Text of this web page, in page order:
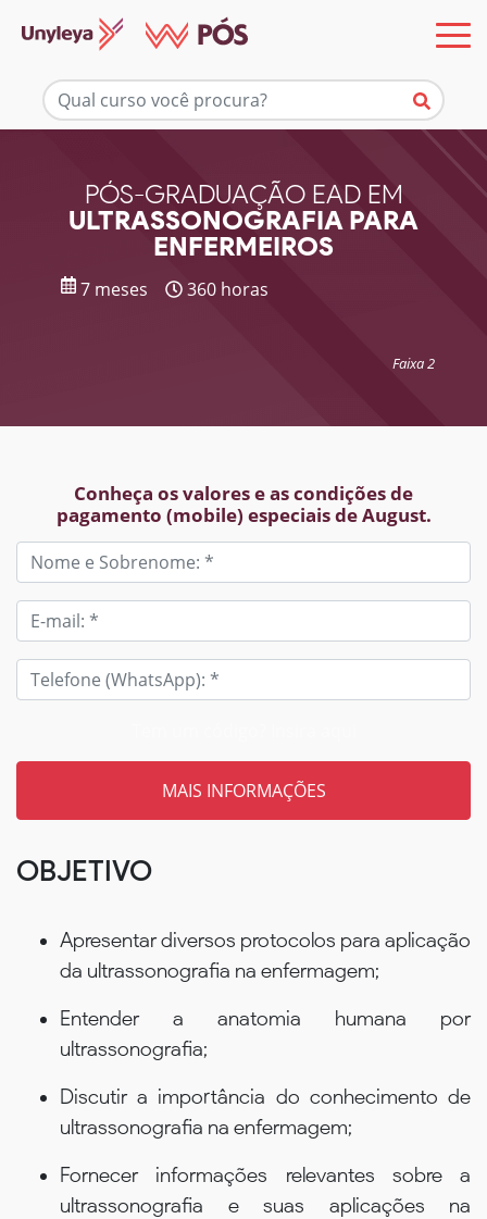
PÓS-GRADUAÇÃO EAD EM
ULTRASSONOGRAFIA PARA
ENFERMEIROS
7 meses 360 horas
Faixa 2
Conheça os valores e as condições de
pagamento (mobile) especiais de August.
Mais informações
OBJETIVO
Apresentar diversos protocolos para aplicação
da ultrassonografia na enfermagem;
Entender a anatomia humana por
ultrassonografia;
Discutir a importância do conhecimento de
ultrassonografia na enfermagem;
Fornecer informações relevantes sobre a
ultrassonografia e suas aplicações na